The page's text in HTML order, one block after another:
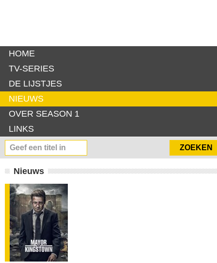
HOME
TV-SERIES
DE LIJSTJES
NIEUWS
OVER SEASON 1
LINKS
Nieuws